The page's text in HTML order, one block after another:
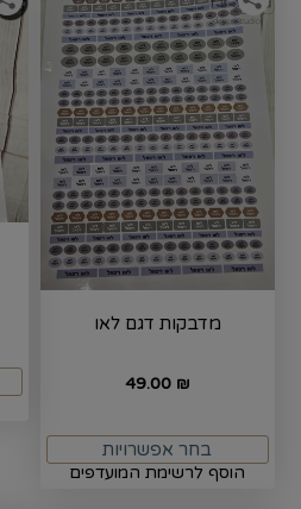
מדבקות דגם לאו
49.00 ₪
בחר אפשרויות
הוסף לרשימת המועדפים